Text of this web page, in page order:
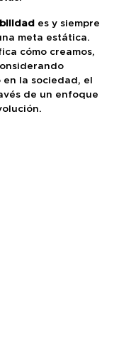
es y siempre
meta estática.
cómo creamos,
la sociedad, el
de un enfoque